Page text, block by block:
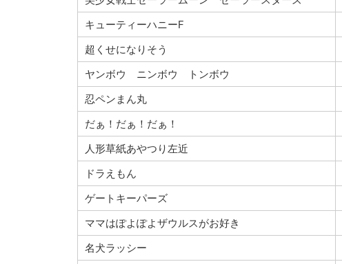
キューティーハニーF
超くせになりそう
ヤンボウ ニンボウ トンボウ
忍ペンまん丸
だぁ！だぁ！だぁ！
人形草紙あやつり左近
ドラえもん
ゲートキーパーズ
ママはぽよぽよザウルスがお好き
名犬ラッシー